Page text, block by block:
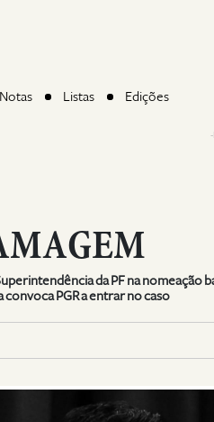
Notas Listas Edições
da PF na nomeação
PGR a entrar no caso